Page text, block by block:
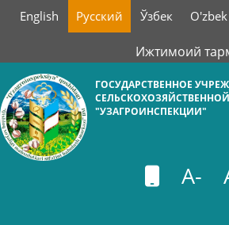
English Русский Ўзбек O'zbek
Ижтимоий
ГОСУДАРСТВЕННОЕ
"УЗАГРОИНСПЕКЦИИ"
A-